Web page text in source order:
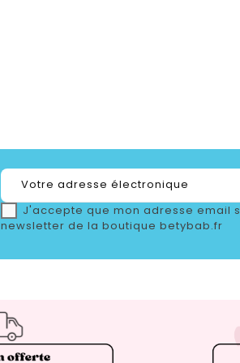
J'accepte que mon adresse email
newsletter de la boutique betybab.fr